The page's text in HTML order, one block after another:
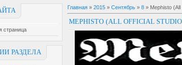
страница
РАЗДЕЛА
Главная » 2015 » Сентябрь » 8 » Mephisto
MEPHISTO (ALL OFFICIAL